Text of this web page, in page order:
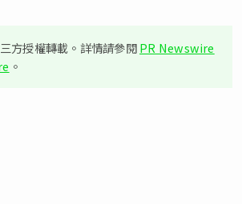
方授權轉載。詳情請參閱PR Newswire
。